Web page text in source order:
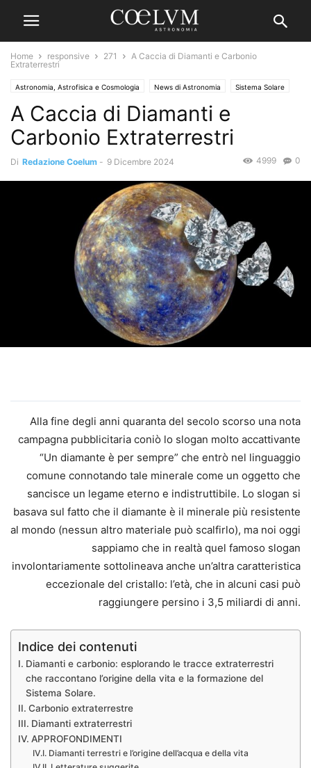
Home responsive 271
A Caccia di Diamanti e Carbonio
Extraterrestri
Astronomia, Astrofisica e Cosmologia News di Astronomia Sistema Solare
A Caccia di Diamanti e
Carbonio Extraterrestri
Di Redazione Coelum - 9 Dicembre 2024 0
4999
Alla fine degli anni quaranta del secolo scorso una nota
campagna pubblicitaria coniò lo slogan molto accattivante
“Un diamante è per sempre” che entrò nel linguaggio
comune connotando tale minerale come un oggetto che
sancisce un legame eterno e indistruttibile. Lo slogan si
basava sul fatto che il diamante è il minerale più resistente
al mondo (nessun altro materiale può scalfirlo), ma noi oggi
sappiamo che in realtà quel famoso slogan
involontariamente sottolineava anche un’altra caratteristica
eccezionale del cristallo: l’età, che in alcuni casi può
raggiungere persino i 3,5 miliardi di anni.
Indice dei contenuti
Diamanti e carbonio: esplorando le tracce extraterrestri
che raccontano l’origine della vita e la formazione del
Sistema Solare.
Carbonio extraterrestre
Diamanti extraterrestri
APPROFONDIMENTI
Diamanti terrestri e l’origine dell’acqua e della vita